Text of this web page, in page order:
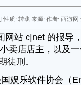
性质: 转载 来源: 作者: 西游网
站 c|net 的报导，
卖店店主，以及
徒刑。
乐软件协会（